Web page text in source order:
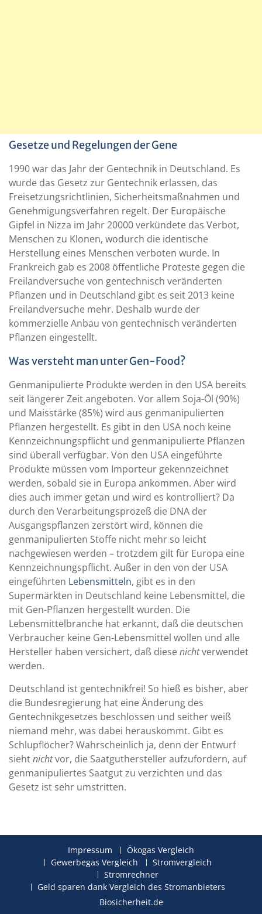
Gesetze und Regelungen der Gene
1990 war das Jahr der Gentechnik in Deutschland. Es
wurde das Gesetz zur Gentechnik erlassen, das
Freisetzungsrichtlinien, Sicherheitsmaßnahmen und
Genehmigungsverfahren regelt. Der Europäische
Gipfel in Nizza im Jahr 20000 verkündete das Verbot,
Menschen zu Klonen, wodurch die identische
Herstellung eines Menschen verboten wurde. In
Frankreich gab es 2008 öffentliche Proteste gegen die
Freilandversuche von gentechnisch veränderten
Pflanzen und in Deutschland gibt es seit 2013 keine
Freilandversuche mehr. Deshalb wurde der
kommerzielle Anbau von gentechnisch veränderten
Pflanzen eingestellt.
Was versteht man unter Gen-Food?
Genmanipulierte Produkte werden in den USA bereits
seit längerer Zeit angeboten. Vor allem Soja-Öl (90%)
und Maisstärke (85%) wird aus genmanipulierten
Pflanzen hergestellt. Es gibt in den USA noch keine
Kennzeichnungspflicht und genmanipulierte Pflanzen
sind überall verfügbar. Von den USA eingeführte
Produkte müssen vom Importeur gekennzeichnet
werden, sobald sie in Europa ankommen. Aber wird
dies auch immer getan und wird es kontrolliert? Da
durch den Verarbeitungsprozeß die DNA der
Ausgangspflanzen zerstört wird, können die
genmanipulierten Stoffe nicht mehr so leicht
nachgewiesen werden – trotzdem gilt für Europa eine
Kennzeichnungspflicht. Außer in den von der USA
eingeführten Lebensmitteln, gibt es in den
Supermärkten in Deutschland keine Lebensmittel, die
mit Gen-Pflanzen hergestellt wurden. Die
Lebensmittelbranche hat erkannt, daß die deutschen
Verbraucher keine Gen-Lebensmittel wollen und alle
Hersteller haben versichert, daß diesenichtverwendet
werden.
Deutschland ist gentechnikfrei! So hieß es bisher, aber
die Bundesregierung hat eine Änderung des
Gentechnikgesetzes beschlossen und seither weiß
niemand mehr, was dabei herauskommt. Gibt es
Schlupflöcher? Wahrscheinlich ja, denn der Entwurf
siehtnichtvor, die Saatguthersteller aufzufordern, auf
genmanipuliertes Saatgut zu verzichten und das
Gesetz ist sehr umstritten.
Impressum
Ökogas Vergleich
Gewerbegas Vergleich
Stromvergleich
Stromrechner
Geld sparen dank Vergleich des Stromanbieters
Biosicherheit.de